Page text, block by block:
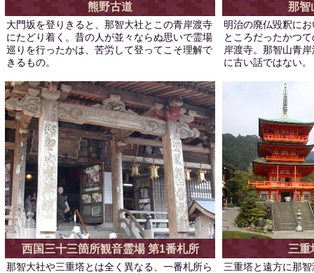
熊野古道 那智
大門坂を登りきると、那智大社とこの青岸渡寺
にたどり着く。昔の人が並々ならぬ思いで霊場
巡りを行ったかは、苦労して登ってこそ理解で
きるもの。
明治の廃仏毀釈に
ところだったかつ
岸渡寺。那智山青
に古い話ではない。
西国三十三箇所観音霊場 第1番札所 三重
那智大社や三重塔とは全く異なる、一番札所ら
三重塔と遠方に那